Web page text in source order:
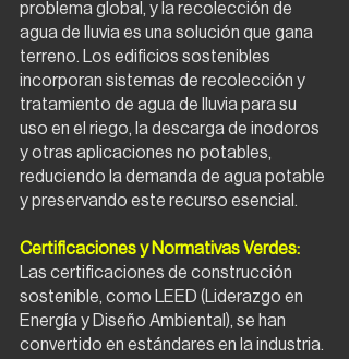
problema global, y la recolección de
agua de lluvia es una solución que gana
terreno. Los edificios sostenibles
incorporan sistemas de recolección y
tratamiento de agua de lluvia para su
uso en el riego, la descarga de inodoros
y otras aplicaciones no potables,
reduciendo la demanda de agua potable
y preservando este recurso esencial.
Certificaciones y Normativas Verdes:
Las certificaciones de construcción
sostenible, como LEED (Liderazgo en
Energía y Diseño Ambiental), se han
convertido en estándares en la industria.